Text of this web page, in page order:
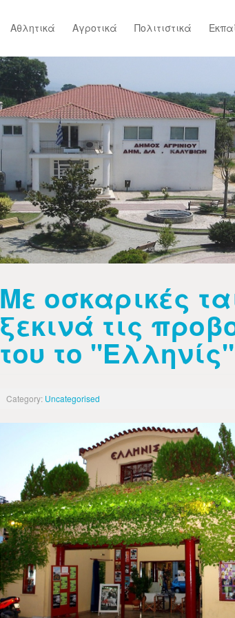
Αθλητικά Αγροτικά Πολιτιστικά
Με οσκαρικές
ξεκινά τις
του το "Ελληνίς"
Category: Uncategorised